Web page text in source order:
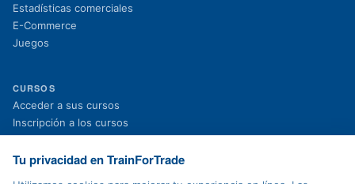
Estadísticas comerciales
E-Commerce
Juegos
CURSOS
Acceder a sus cursos
Inscripción a los cursos
Proyectos en curso
Proyectos finalizados
Tu privacidad en TrainForTrade